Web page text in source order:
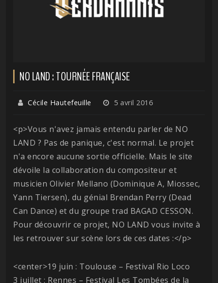
NO LAND : TOURNÉE FRANÇAISE
Cécile Hautefeuille 5 avril 2016
<p>Vous n'avez jamais entendu parler de NO
LAND ? Pas de panique, c'est normal. Le projet
n'a encore aucune sortie officielle. Mais le site
dévoile la collaboration du compositeur et
musicien Olivier Mellano (Dominique A, Miossec,
Yann Tiersen), du génial Brendan Perry (Dead
Can Dance) et du groupe trad BAGAD CESSON.
Pour découvrir ce projet, NO LAND vous invite à
les retrouver sur scène lors de ces dates :</p>
<center>19 juin : Toulouse – Festival Rio Loco
3 juillet : Rennes – Festival Les Tombées de la